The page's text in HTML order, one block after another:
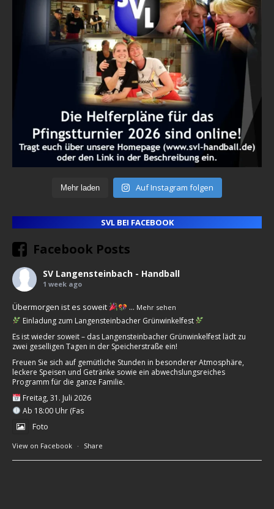
Mehr laden Auf Instagram folgen
SVL BEI FACEBOOK
Facebook Posts
SV Langensteinbach - Handball
1 week ago
Übermorgen ist es soweit
Einladung zum Langensteinbacher Grünwinkelfest
Es ist wieder soweit – das Langensteinbacher Grünwinkelfest lädt zu
zwei geselligen Tagen in der Speicherstraße ein!
Freuen Sie sich auf gemütliche Stunden in besonderer Atmosphäre,
leckere Speisen und Getränke sowie ein abwechslungsreiches
Programm für die ganze Familie.
Freitag, 31. Juli 2026
Ab 18:00 Uhr (Fas
... Mehr sehen
Foto
View on Facebook · Share